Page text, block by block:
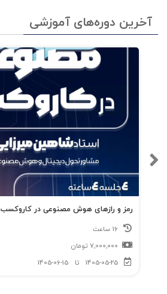
آخرین دوره‌های آموزشی
رمز و رازهای هوش مصنوعی در کاروکسب
7,000,000 تومان
1405-05-25
تا 1405-06-15